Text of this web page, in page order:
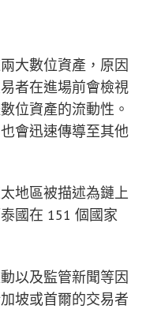
大數位資產，原因
者在進場前會檢視
位資產的流動性。
會迅速傳導至其他
地區被描述為鏈上
國在 151 個國家
以及監管新聞等因
坡或首爾的交易者